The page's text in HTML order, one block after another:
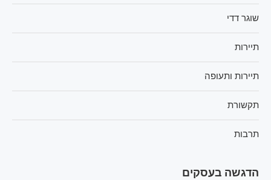
שוגר דדי
תיירות
תיירות ותעופה
תקשורת
תרבות
הדגשה בעסקים